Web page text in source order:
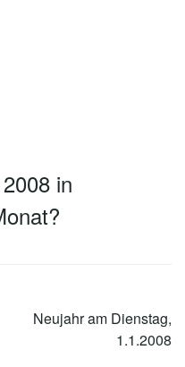
in
Neujahr am Dienstag,
1.1.2008